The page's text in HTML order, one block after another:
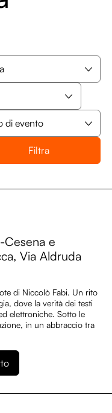
Cesena e
Via Aldruda
di Niccolò Fabi. Un rito
dove la verità dei testi
elettroniche. Sotto le
in un abbraccio tra